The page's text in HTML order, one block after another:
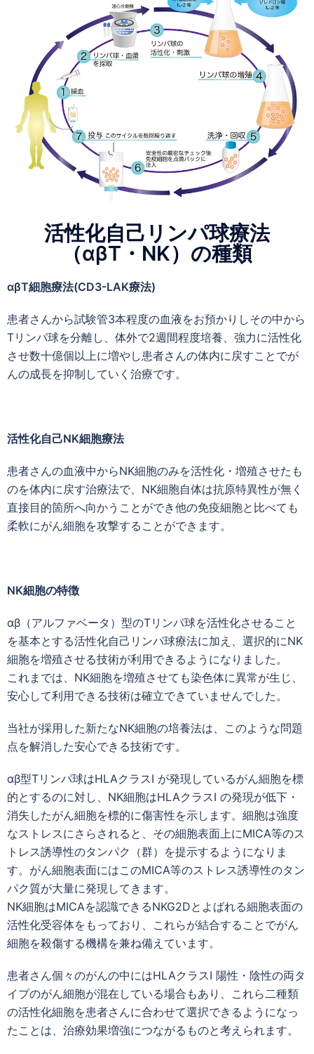
活性化自己リンパ球療法
（αβT・NK）の種類
αβT細胞療法(CD3-LAK療法)
患者さんから試験管3本程度の血液をお預かりしその中から
Tリンパ球を分離し、体外で2週間程度培養、強力に活性化
させ数十億個以上に増やし患者さんの体内に戻すことでが
んの成長を抑制していく治療です。
活性化自己NK細胞療法
患者さんの血液中からNK細胞のみを活性化・増殖させたも
のを体内に戻す治療法で、NK細胞自体は抗原特異性が無く
直接目的箇所へ向かうことができ他の免疫細胞と比べても
柔軟にがん細胞を攻撃することができます。
NK細胞の特徴
αβ（アルファベータ）型のTリンパ球を活性化させること
を基本とする活性化自己リンパ球療法に加え、選択的にNK
細胞を増殖させる技術が利用できるようになりました。
これまでは、NK細胞を増殖させても染色体に異常が生じ、
安心して利用できる技術は確立できていませんでした。
当社が採用した新たなNK細胞の培養法は、このような問題
点を解消した安心できる技術です。
αβ型Tリンパ球はHLAクラスI が発現しているがん細胞を標
的とするのに対し、NK細胞はHLAクラスI の発現が低下・
消失したがん細胞を標的に傷害性を示します。細胞は強度
なストレスにさらされると、その細胞表面上にMICA等のス
トレス誘導性のタンパク（群）を提示するようになりま
す。がん細胞表面にはこのMICA等のストレス誘導性のタン
パク質が大量に発現してきます。
NK細胞はMICAを認識できるNKG2Dとよばれる細胞表面の
活性化受容体をもっており、これらが結合することでがん
細胞を殺傷する機構を兼ね備えています。
患者さん個々のがんの中にはHLAクラスI 陽性・陰性の両タ
イプのがん細胞が混在している場合もあり、これら二種類
の活性化細胞を患者さんに合わせて選択できるようになっ
たことは、治療効果増強につながるものと考えられます。